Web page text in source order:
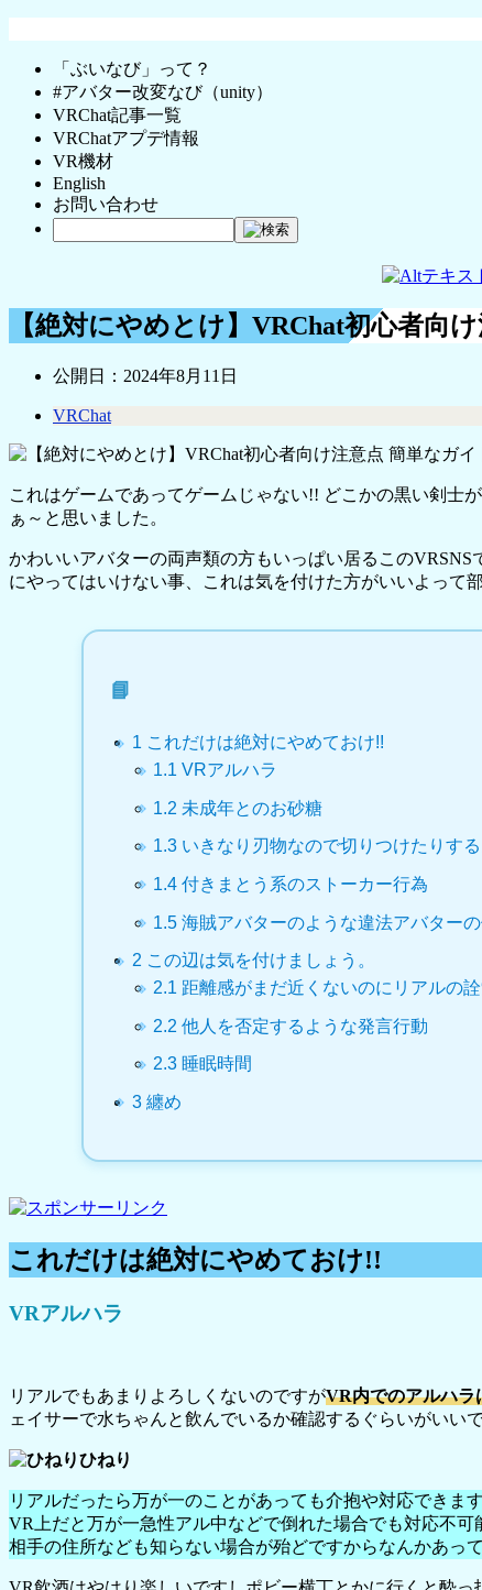
「ぶいなび」って？
#アバター改変なび（unity）
VRChat記事一覧
VRChatアプデ情報
VR機材
English
お問い合わせ
【絶対にやめとけ】VRChat初心者向
公開日： 2024年8月11日
VRChat
これはゲームであってゲームじゃない!! どこかの黒い剣士
ぁ～と思いました。
かわいいアバターの両声類の方もいっぱい居るこのVRSNS
にやってはいけない事、これは気を付けた方がいいよって
1 これだけは絶対にやめておけ!!
1.1 VRアルハラ
1.2 未成年とのお砂糖
1.3いきなり刃物なので切りつけたりする
1.4付きまとう系のストーカー行為
1.5海賊アバターのような違法アバターの
2 この辺は気を付けましょう。
2.1 距離感がまだ近くないのにリアルの
2.2 他人を否定するような発言行動
2.3睡眠時間
3纏め
これだけは絶対にやめておけ!!
VRアルハラ
リアルでもあまりよろしくないのですがVR内でのアルハラ
ェイサーで水ちゃんと飲んでいるか確認するぐらいがいいで
ひねり
リアルだったら万が一のことがあっても介抱や対応できます
VR上だと万が一急性アル中などで倒れた場合でも対応不
相手の住所なども知らない場合が殆どですからなんかあっ